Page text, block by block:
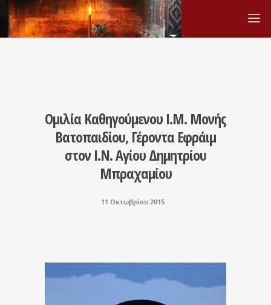
Ομιλία Καθηγούμενου Ι.Μ. Μονής
Βατοπαιδίου, Γέροντα Εφράιμ
στον Ι.Ν. Αγίου Δημητρίου
Μπραχαμίου
11 Οκτωβρίου 2015